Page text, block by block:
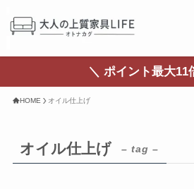
＼ ポイント最大11
HOME オイル仕上げ
オイル仕上げ – tag –